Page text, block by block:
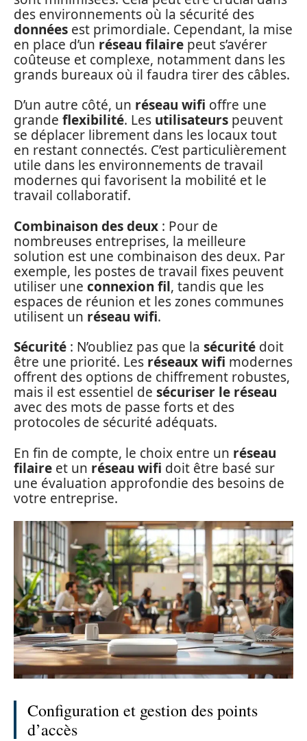
des environnements où la sécurité des
données est primordiale. Cependant, la mise
en place d’un réseau filaire peut s’avérer
coûteuse et complexe, notamment dans les
grands bureaux où il faudra tirer des câbles.
D’un autre côté, un réseau wifi offre une
grande flexibilité. Les utilisateurs peuvent
se déplacer librement dans les locaux tout
en restant connectés. C’est particulièrement
utile dans les environnements de travail
modernes qui favorisent la mobilité et le
travail collaboratif.
Combinaison des deux : Pour de
nombreuses entreprises, la meilleure
solution est une combinaison des deux. Par
exemple, les postes de travail fixes peuvent
utiliser une connexion fil, tandis que les
espaces de réunion et les zones communes
utilisent un réseau wifi.
Sécurité : N’oubliez pas que la sécurité doit
être une priorité. Les réseaux wifi modernes
offrent des options de chiffrement robustes,
mais il est essentiel de sécuriser le réseau
avec des mots de passe forts et des
protocoles de sécurité adéquats.
En fin de compte, le choix entre un réseau
filaire et un réseau wifi doit être basé sur
une évaluation approfondie des besoins de
votre entreprise.
Configuration et gestion des points
d’accès